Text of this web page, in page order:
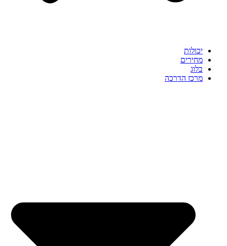
יכולות
מחירים
בלוג
מרכז הדרכה